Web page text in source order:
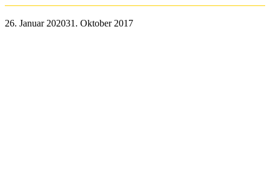
26. Januar 202031. Oktober 2017